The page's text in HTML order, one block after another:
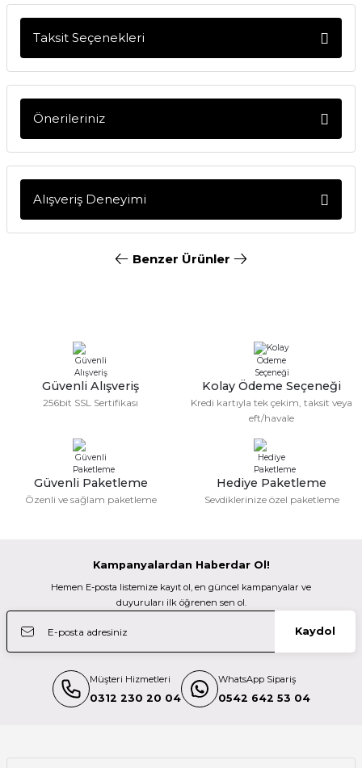
Soru Sor
Taksit Seçenekleri
Önerileriniz
Görüş ve önerileriniz için teşekkür ederiz.
Alışveriş Deneyimi
Nuri Sarı | 14/06/2026
Kolay gelsin hayırlı ramazanlar.
Fatma KILIÇ | 28/02/2026
M... N... | 02/01/2026
Deneyimini Paylaş
Benzer Ürünler
11.799,00 TL
DJI Osmo Mobile 8P Creator Combo
14.999,00 TL
DJI Osmo Mobile 8 (DJI Türkiye Karacasulu Garantili)
8.699,00 TL
TÜKENDİ
DJI Osmo Mobile 8P Standard Combo
Güvenli Alışveriş
256bit SSL Sertifikası
Kolay Ödeme Seçeneği
Kredi kartıyla tek çekim, taksit veya
eft/havale
Güvenli Paketleme
Özenli ve sağlam paketleme
Hediye Paketleme
Sevdiklerinize özel paketleme
Kampanyalardan Haberdar Ol!
Hemen E-posta listemize kayıt ol, en güncel kampanyalar ve
duyuruları ilk öğrenen sen ol.
Kaydol
Müşteri Hizmetleri
0312 230 20 04
WhatsApp Sipariş
0542 642 53 04